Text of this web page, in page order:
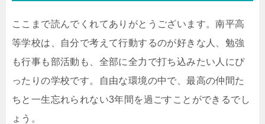
ここまで読んでくれてありがとうございます。南平高
等学校は、自分で考えて行動するのが好きな人、勉強
も行事も部活動も、全部に全力で打ち込みたい人にぴ
ったりの学校です。自由な環境の中で、最高の仲間た
ちと一生忘れられない3年間を過ごすことができるでし
ょう。